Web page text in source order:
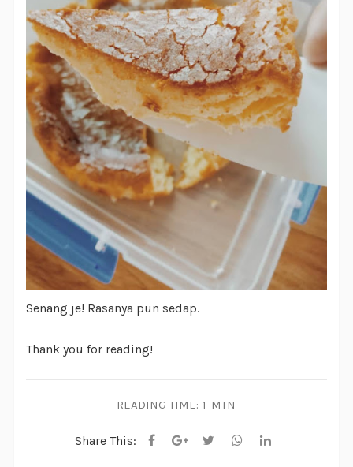
Senang je! Rasanya pun sedap.
Thank you for reading!
READING TIME: 1 MIN
Share This: